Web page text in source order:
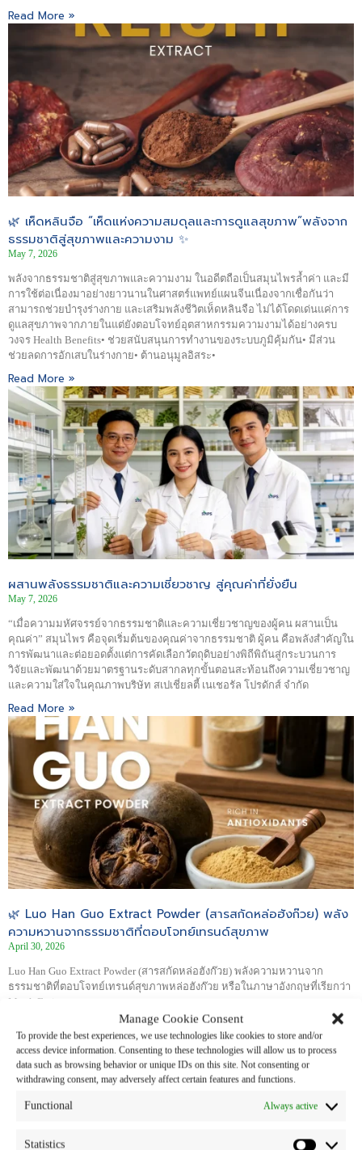
Manage Cookie Consent
To provide the best experiences, we use technologies like cookies to store and/or
access device information. Consenting to these technologies will allow us to process
data such as browsing behavior or unique IDs on this site. Not consenting or
withdrawing consent, may adversely affect certain features and functions.
Functional Always active
Statistics
Read More »
🌿 เห็ดหลินจือ “เห็ดแห่งความสมดุลและการดูแลสุขภาพ”พลังจาก
ธรรมชาติสู่สุขภาพและความงาม ✨
May 7, 2026
พลังจากธรรมชาติสู่สุขภาพและความงาม ในอดีตถือเป็นสมุนไพรล้ำค่า และมี
การใช้ต่อเนื่องมาอย่างยาวนานในศาสตร์แพทย์แผนจีนเนื่องจากเชื่อกันว่า
สามารถช่วยบำรุงร่างกาย และเสริมพลังชีวิตเห็ดหลินจือ ไม่ได้โดดเด่นแค่การ
ดูแลสุขภาพจากภายในแต่ยังตอบโจทย์อุตสาหกรรมความงามได้อย่างครบ
วงจร Health Benefits• ช่วยสนับสนุนการทำงานของระบบภูมิคุ้มกัน• มีส่วน
ช่วยลดการอักเสบในร่างกาย• ต้านอนุมูลอิสระ•
Read More »
ผสานพลังธรรมชาติและความเชี่ยวชาญ สู่คุณค่าที่ยั่งยืน
May 7, 2026
“เมื่อความมหัศจรรย์จากธรรมชาติและความเชี่ยวชาญของผู้คน ผสานเป็น
คุณค่า” สมุนไพร คือจุดเริ่มต้นของคุณค่าจากธรรมชาติ ผู้คน คือพลังสำคัญใน
การพัฒนาและต่อยอดตั้งแต่การคัดเลือกวัตถุดิบอย่างพิถีพิถันสู่กระบวนการ
วิจัยและพัฒนาด้วยมาตรฐานระดับสากลทุกขั้นตอนสะท้อนถึงความเชี่ยวชาญ
และความใส่ใจในคุณภาพบริษัท สเปเชี่ยลตี้ เนเชอรัล โปรดักส์ จำกัด
Read More »
🌿 Luo Han Guo Extract Powder (สารสกัดหล่อฮังก๊วย) พลัง
ความหวานจากธรรมชาติที่ตอบโจทย์เทรนด์สุขภาพ
April 30, 2026
Luo Han Guo Extract Powder (สารสกัดหล่อฮังก๊วย) พลังความหวานจาก
ธรรมชาติที่ตอบโจทย์เทรนด์สุขภาพหล่อฮังก๊วย หรือในภาษาอังกฤษที่เรียกว่า
Monk Fruit